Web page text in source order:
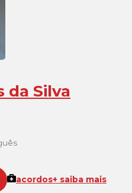
da Silva
acordos+ saiba mais